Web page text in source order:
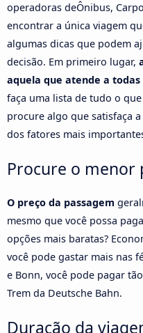
operadoras deÔnibus,
encontrar a única viagem
algumas dicas que podem
decisão. Em primeiro lugar,
aquela que atende a todas
faça uma lista de tudo o
procure algo que satisfaça
dos fatores mais
Procure o menor
O preço da passagem
mesmo que você possa
opções mais baratas?
você pode gastar mais nas
e Bonn, você pode pagar
Trem da Deutsche Bahn.
Duração da